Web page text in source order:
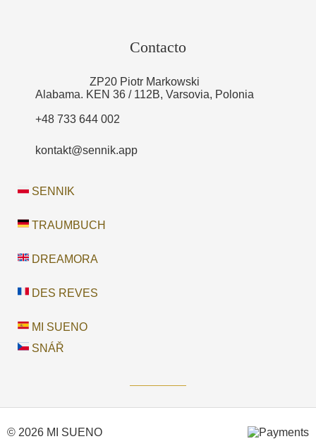
Contacto
ZP20 Piotr Markowski
Alabama. KEN 36 / 112B, Varsovia, Polonia
+48 733 644 002
kontakt@sennik.app
SENNIK
TRAUMBUCH
DREAMORA
DES REVES
MI SUENO
SNÁŘ
© 2026 MI SUENO